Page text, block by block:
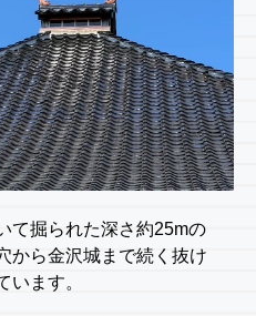
て掘られた深さ約25mの
から金沢城まで続く抜け
います。